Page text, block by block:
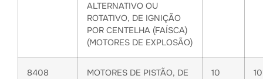
ALTERNATIVO OU
ROTATIVO, DE IGNIÇÃO
POR CENTELHA (FAÍSCA)
(MOTORES DE EXPLOSÃO)
8408
MOTORES DE PISTÃO, DE
10